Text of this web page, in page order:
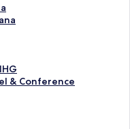
& Conference